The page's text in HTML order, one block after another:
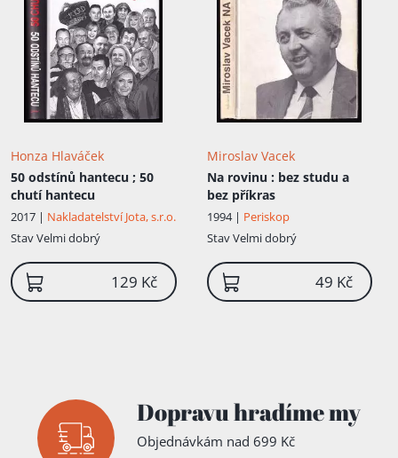
Honza Hlaváček
50 odstínů hantecu ; 50
chutí hantecu
2017 | Nakladatelství Jota, s.r.o.
StavVelmi dobrý
129 Kč
Miroslav Vacek
Na rovinu : bez studu a
bez příkras
1994 | Periskop
StavVelmi dobrý
49 Kč
Dopravu hradíme my
Objednávkám nad 699 Kč